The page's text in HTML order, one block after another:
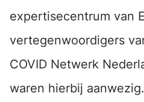
expertisecentrum van
vertegenwoordigers
COVID Netwerk
waren hierbij aanwezig.